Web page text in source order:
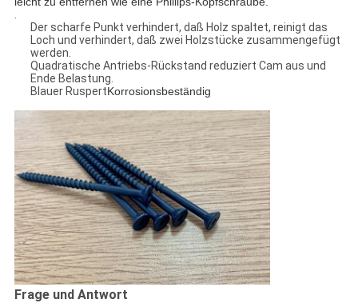
.
Der scharfe Punkt verhindert, daß Holz spaltet, reinigt das
Loch und verhindert, daß zwei Holzstücke zusammengefügt
werden.
Quadratische Antriebs-Rückstand reduziert Cam aus und
Ende Belastung.
Blauer RuspertKorrosionsbeständig
Frage und Antwort